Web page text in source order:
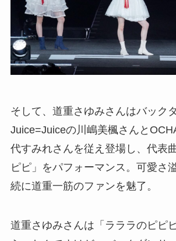
そして、道重さゆみさんはバック
Juice=Juiceの川嶋美楓さんと
代すみれさんを従え登場し、代表
ピピ」をパフォーマンス。可愛さ
続に道重一筋のファンを魅了。
道重さゆみさんは「ラララのピピ